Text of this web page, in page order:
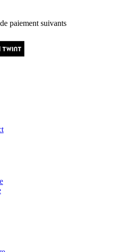
paiement suivants